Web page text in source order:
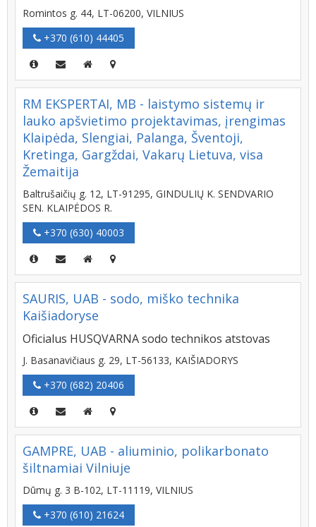
Romintos g. 44, LT-06200, VILNIUS
+370 (610) 44405
RM EKSPERTAI, MB - laistymo sistemų ir
lauko apšvietimo projektavimas, įrengimas
Klaipėda, Slengiai, Palanga, Šventoji,
Kretinga, Gargždai, Vakarų Lietuva, visa
Žemaitija
Baltrušaičių g. 12, LT-91295, GINDULIŲ K. SENDVARIO
SEN. KLAIPĖDOS R.
+370 (630) 40003
SAURIS, UAB - sodo, miško technika
Kaišiadoryse
Oficialus HUSQVARNA sodo technikos atstovas
J. Basanavičiaus g. 29, LT-56133, KAIŠIADORYS
+370 (682) 20406
GAMPRE, UAB - aliuminio, polikarbonato
šiltnamiai Vilniuje
Dūmų g. 3 B-102, LT-11119, VILNIUS
+370 (610) 21624